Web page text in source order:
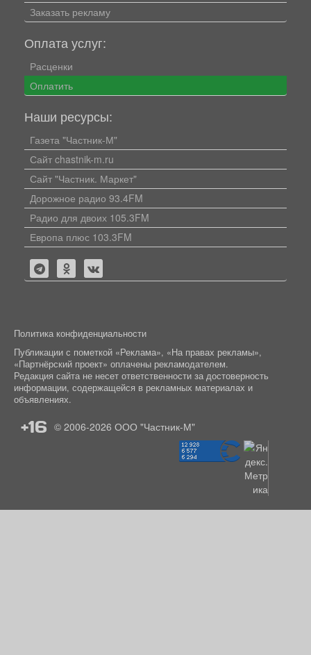
Заказать рекламу
Оплата услуг:
Расценки
Оплатить
Наши ресурсы:
Газета "Частник-М"
Сайт chastnik-m.ru
Сайт "Частник. Маркет"
Дорожное радио 93.4FM
Радио для двоих 105.3FM
Европа плюс 103.3FM
Политика конфиденциальности
Публикации с пометкой «Реклама», «На правах рекламы»,
«Партнёрский проект» оплачены рекламодателем.
Редакция сайта не несет ответственности за достоверность
информации, содержащейся в рекламных материалах и
объявлениях.
+16 © 2006-2026 ООО "Частник-М"